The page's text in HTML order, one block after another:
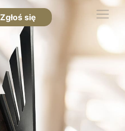
Zgłoś się